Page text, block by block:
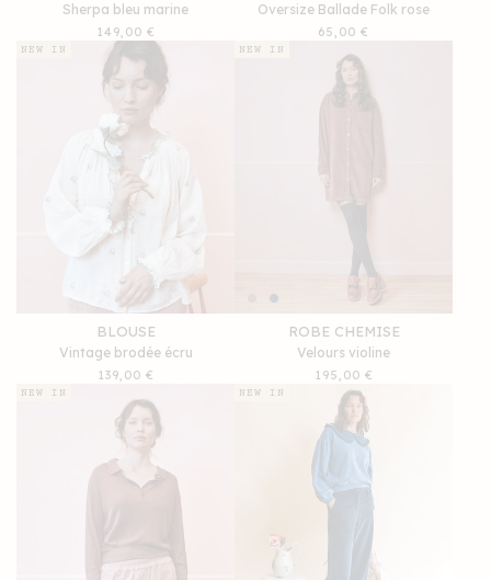
Sherpa bleu marine
Prix
habituel
149,00 €
Oversize Ballade Folk rose
Prix
65,00 €
BLOUSE
Vintage brodée écru
Prix
139,00 €
NEW IN
ROBE CHEMISE
Velours violine
Prix
habituel
195,00 €
NEW IN
NEW IN NEW IN